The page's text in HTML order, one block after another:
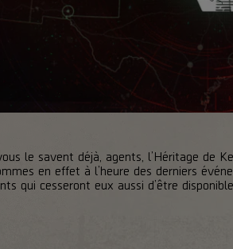
le savent déjà, agents, l’Héritage de
en effet à l’heure des derniers
qui cesseront eux aussi d’être